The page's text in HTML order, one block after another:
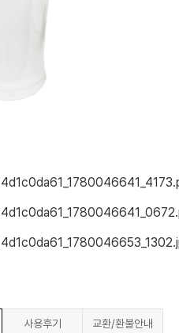
사용후기 교환/환불안내